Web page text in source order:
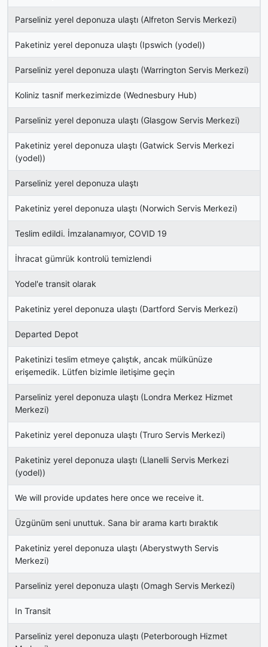
Parseliniz yerel deponuza ulaştı (Alfreton Servis Merkezi)
Paketiniz yerel deponuza ulaştı (Ipswich (yodel))
Parseliniz yerel deponuza ulaştı (Warrington Servis Merkezi)
Koliniz tasnif merkezimizde (Wednesbury Hub)
Parseliniz yerel deponuza ulaştı (Glasgow Servis Merkezi)
Paketiniz yerel deponuza ulaştı (Gatwick Servis Merkezi
(yodel))
Parseliniz yerel deponuza ulaştı
Paketiniz yerel deponuza ulaştı (Norwich Servis Merkezi)
Teslim edildi. İmzalanamıyor, COVID 19
İhracat gümrük kontrolü temizlendi
Yodel'e transit olarak
Paketiniz yerel deponuza ulaştı (Dartford Servis Merkezi)
Departed Depot
Paketinizi teslim etmeye çalıştık, ancak mülkünüze
erişemedik. Lütfen bizimle iletişime geçin
Parseliniz yerel deponuza ulaştı (Londra Merkez Hizmet
Merkezi)
Paketiniz yerel deponuza ulaştı (Truro Servis Merkezi)
Paketiniz yerel deponuza ulaştı (Llanelli Servis Merkezi
(yodel))
We will provide updates here once we receive it.
Üzgünüm seni unuttuk. Sana bir arama kartı bıraktık
Paketiniz yerel deponuza ulaştı (Aberystwyth Servis
Merkezi)
Parseliniz yerel deponuza ulaştı (Omagh Servis Merkezi)
In Transit
Parseliniz yerel deponuza ulaştı (Peterborough Hizmet